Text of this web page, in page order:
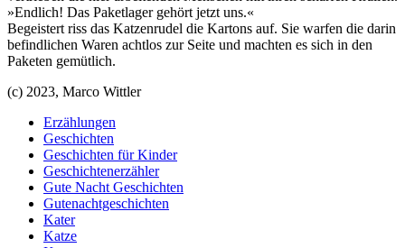
»Endlich! Das Paketlager gehört jetzt uns.«
Begeistert riss das Katzenrudel die Kartons auf. Sie warfen die darin
befindlichen Waren achtlos zur Seite und machten es sich in den
Paketen gemütlich.
(c) 2023, Marco Wittler
Erzählungen
Geschichten
Geschichten für Kinder
Geschichtenerzähler
Gute Nacht Geschichten
Gutenachtgeschichten
Kater
Katze